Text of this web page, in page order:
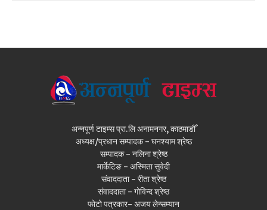
अन्नपूर्ण टाइम्स प्रा.लि अनामनगर, काठमाडौँ
अध्यक्ष/प्रधान सम्पादक - घनश्याम श्रेष्ठ
सम्पादक - नलिना श्रेष्ठ
मार्केटिङ - अस्मिता सुवेदी
संवाददाता - रीता श्रेष्ठ
संवाददाता - गोविन्द श्रेष्ठ
फोटो पत्रकार- अजय लेन्सम्यान